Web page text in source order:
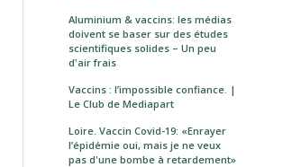
Aluminium & vaccins: les médias
doivent se baser sur des études
scientifiques solides – Un peu
d'air frais
Vaccins : l’impossible confiance. |
Le Club de Mediapart
Loire. Vaccin Covid-19: «Enrayer
l’épidémie oui, mais je ne veux
pas d'une bombe à retardement»